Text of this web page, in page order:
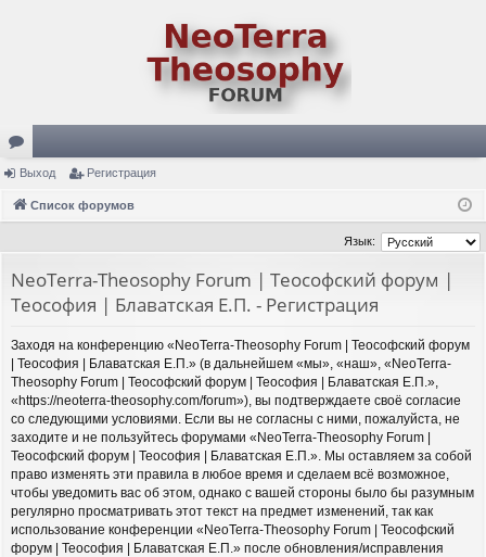
ор
ум
Выход Регистрация
Список форумов
Язык:
NeoTerra-Theosophy Forum | Теософский форум |
Теософия | Блаватская Е.П. - Регистрация
Заходя на конференцию «NeoTerra-Theosophy Forum | Теософский форум
| Теософия | Блаватская Е.П.» (в дальнейшем «мы», «наш», «NeoTerra-
Theosophy Forum | Теософский форум | Теософия | Блаватская Е.П.»,
«https://neoterra-theosophy.com/forum»), вы подтверждаете своё согласие
со следующими условиями. Если вы не согласны с ними, пожалуйста, не
заходите и не пользуйтесь форумами «NeoTerra-Theosophy Forum |
Теософский форум | Теософия | Блаватская Е.П.». Мы оставляем за собой
право изменять эти правила в любое время и сделаем всё возможное,
чтобы уведомить вас об этом, однако с вашей стороны было бы разумным
регулярно просматривать этот текст на предмет изменений, так как
использование конференции «NeoTerra-Theosophy Forum | Теософский
форум | Теософия | Блаватская Е.П.» после обновления/исправления